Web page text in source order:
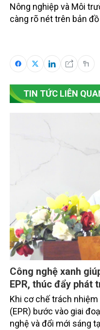
Nông nghiệp và Môi
càng rõ nét trên bản
TIN TỨC LIÊN
Công nghệ xanh
EPR, thúc đẩy phát
Khi cơ chế trách
(EPR) bước vào giai
nghệ và đổi mới sáng